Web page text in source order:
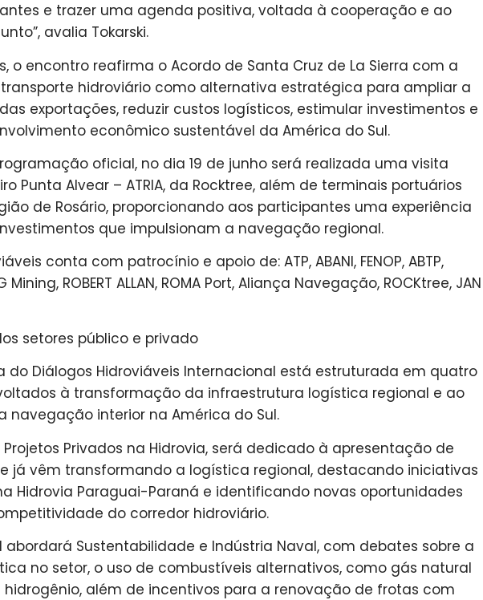
e trazer uma agenda positiva, voltada à cooperação e ao
avalia Tokarski.
o encontro reafirma o Acordo de Santa Cruz de La Sierra com a
hidroviário como alternativa estratégica para ampliar a
exportações, reduzir custos logísticos, estimular investimentos e
econômico sustentável da América do Sul.
oficial, no dia 19 de junho será realizada uma visita
Punta Alvear – ATRIA, da Rocktree, além de terminais portuários
de Rosário, proporcionando aos participantes uma experiência
que impulsionam a navegação regional.
conta com patrocínio e apoio de: ATP, ABANI, FENOP, ABTP,
Mining, ROBERT ALLAN, ROMA Port, Aliança Navegação, ROCKtree, JAN
setores público e privado
do Diálogos Hidroviáveis Internacional está estruturada em quatro
à transformação da infraestrutura logística regional e ao
navegação interior na América do Sul.
Projetos Privados na Hidrovia, será dedicado à apresentação de
já vêm transformando a logística regional, destacando iniciativas
Hidrovia Paraguai-Paraná e identificando novas oportunidades
do corredor hidroviário.
abordará Sustentabilidade e Indústria Naval, com debates sobre a
no setor, o uso de combustíveis alternativos, como gás natural
hidrogênio, além de incentivos para a renovação de frotas com